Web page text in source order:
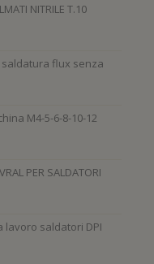
NITRILE T.10
flux senza
M4-5-6-8-10-12
PER SALDATORI
saldatori DPI